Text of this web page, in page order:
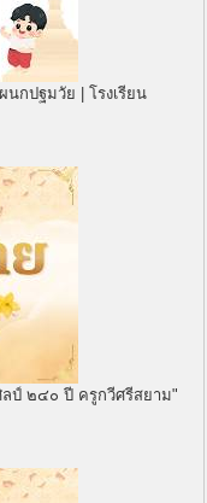
กปฐมวัย | โรงเรียน
ป์ ๒๔๐ ปี ครูกวีศรีสยาม"